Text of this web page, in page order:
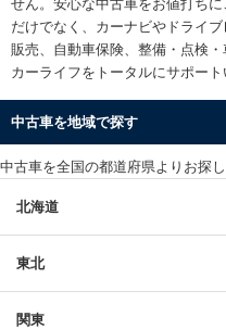
せん。安心な中古車をお値打ちに
だけでなく、カーナビやドライ
販売、自動車保険、整備・点検
カーライフをトータルにサポート
中古車を地域で探す
中古車を全国の都道府県よりお探し
北海道
東北
関東